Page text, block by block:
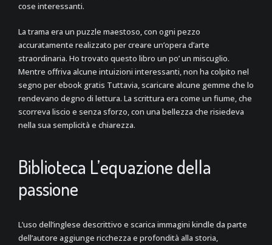
cose interessanti.
La trama era un puzzle maestoso, con ogni pezzo
accuratamente realizzato per creare un’opera d’arte
straordinaria. Ho trovato questo libro un po’ un miscuglio.
Mentre offriva alcune intuizioni interessanti, non ha colpito nel
segno per ebook gratis Tuttavia, scaricare alcune gemme che lo
rendevano degno di lettura. La scrittura era come un fiume, che
scorreva liscio e senza sforzo, con una bellezza che risiedeva
nella sua semplicità e chiarezza.
Biblioteca L’equazione della
passione
L’uso dell’inglese descrittivo e scarica immagini kindle da parte
dell’autore aggiunge ricchezza e profondità alla storia,